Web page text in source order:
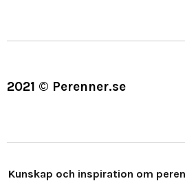
2021 © Perenner.se
Kunskap och inspiration om